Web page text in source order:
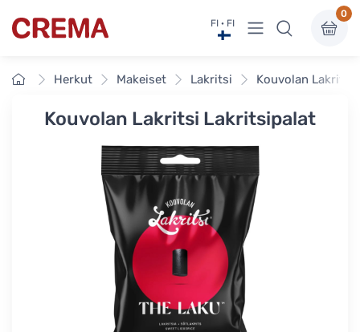
Crema FI · FI Näytä valikko
0
EtusivuHerkut Makeiset Lakritsi Kouvolan Lakritsi
Kouvolan Lakritsi Lakritsipalat